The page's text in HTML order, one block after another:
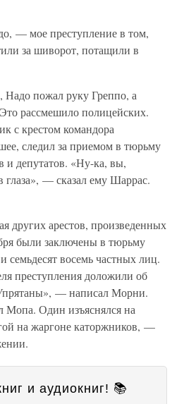
— мое преступление в том,
за шиворот, потащили в
Надо пожал руку Греппо, а
рассмешило полицейских.
с крестом командора
следил за приемом в тюрьму
и депутатов. «Ну-ка, вы,
глаза», — сказал ему Шаррас.
других арестов, произведенных
были заключены в тюрьму
семьдесят восемь частных лиц.
преступления доложили об
— написал Морни.
Один изъяснялся на
на жаргоне каторжников, —
и аудиокниг! 📚